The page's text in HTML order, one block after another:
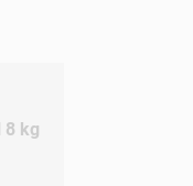
8 kg